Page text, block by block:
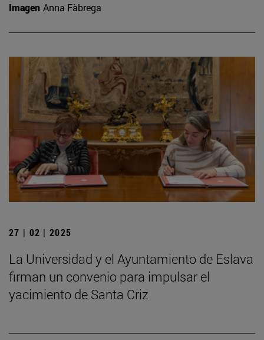
Imagen Anna Fàbrega
27 | 02 | 2025
La Universidad y el Ayuntamiento de Eslava
firman un convenio para impulsar el
yacimiento de Santa Criz